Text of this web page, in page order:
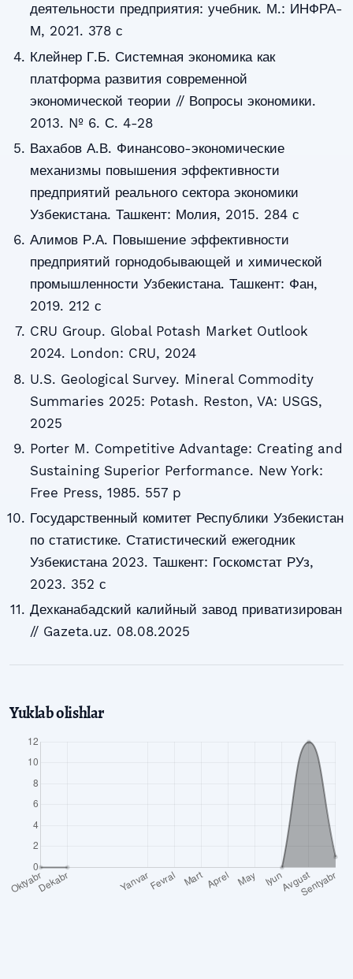
деятельности предприятия: учебник. М.: ИНФРА-
М, 2021. 378 с
Клейнер Г.Б. Системная экономика как
платформа развития современной
экономической теории // Вопросы экономики.
2013. № 6. С. 4-28
Вахабов А.В. Финансово-экономические
механизмы повышения эффективности
предприятий реального сектора экономики
Узбекистана. Ташкент: Молия, 2015. 284 с
Алимов Р.А. Повышение эффективности
предприятий горнодобывающей и химической
промышленности Узбекистана. Ташкент: Фан,
2019. 212 с
CRU Group. Global Potash Market Outlook
2024. London: CRU, 2024
U.S. Geological Survey. Mineral Commodity
Summaries 2025: Potash. Reston, VA: USGS,
2025
Porter M. Competitive Advantage: Creating and
Sustaining Superior Performance. New York:
Free Press, 1985. 557 p
Государственный комитет Республики Узбекистан
по статистике. Статистический ежегодник
Узбекистана 2023. Ташкент: Госкомстат РУз,
2023. 352 с
Дехканабадский калийный завод приватизирован
// Gazeta.uz. 08.08.2025
Yuklab olishlar